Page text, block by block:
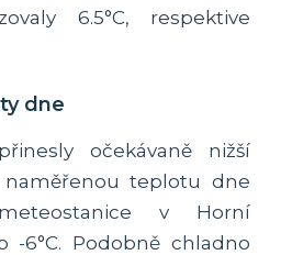
6.5°C, respektive
dne
očekávaně nižší
naměřenou teplotu dne
v Horní
-6°C. Podobně chladno